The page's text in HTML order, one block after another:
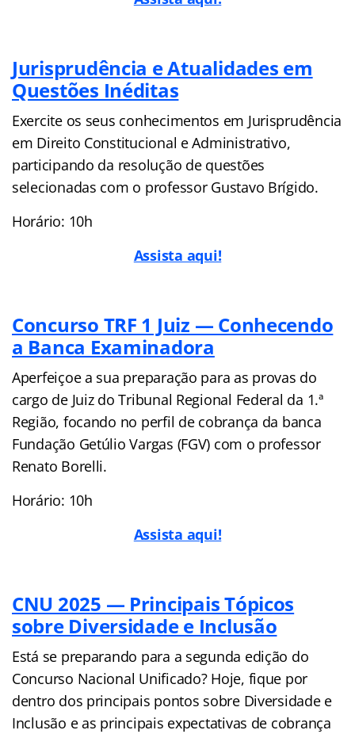
Jurisprudência e Atualidades em
Questões Inéditas
Exercite os seus conhecimentos em Jurisprudência
em Direito Constitucional e Administrativo,
participando da resolução de questões
selecionadas com o professor Gustavo Brígido.
Horário: 10h
Assista aqui!
Concurso TRF 1 Juiz — Conhecendo
a Banca Examinadora
Aperfeiçoe a sua preparação para as provas do
cargo de Juiz do Tribunal Regional Federal da 1.ª
Região, focando no perfil de cobrança da banca
Fundação Getúlio Vargas (FGV) com o professor
Renato Borelli.
Horário: 10h
Assista aqui!
CNU 2025 — Principais Tópicos
sobre Diversidade e Inclusão
Está se preparando para a segunda edição do
Concurso Nacional Unificado? Hoje, fique por
dentro dos principais pontos sobre Diversidade e
Inclusão e as principais expectativas de cobrança